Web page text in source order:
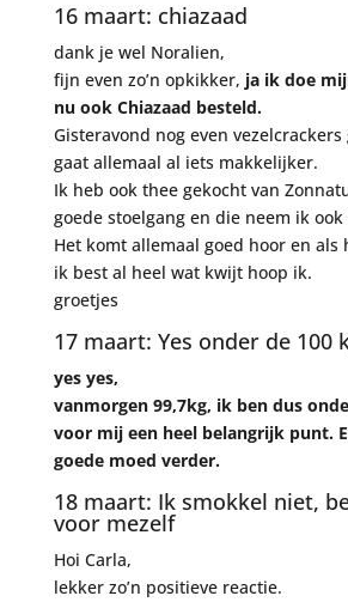
16 maart: chiazaad
dank je wel Noralien,
fijn even zo’n opkikker, ja ik doe
nu ook Chiazaad besteld.
Gisteravond nog even
gaat allemaal al iets makkelijker.
Ik heb ook thee gekocht van
goede stoelgang en die neem ik
Het komt allemaal goed hoor en als
ik best al heel wat kwijt hoop ik.
groetjes
17 maart: Yes onder de 100
yes yes,
vanmorgen 99,7kg, ik ben dus
voor mij een heel belangrijk punt.
goede moed verder.
18 maart: Ik smokkel niet,
voor mezelf
Hoi Carla,
lekker zo’n positieve reactie.